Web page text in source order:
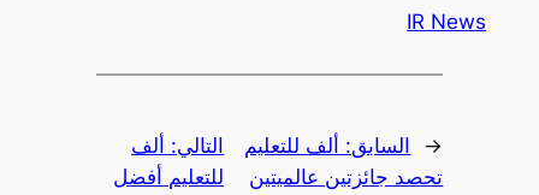
IR News
← السابق: ألف للتعليم
تحصد جائزتين عالميتين
التالي: ألف
للتعليم أفضل